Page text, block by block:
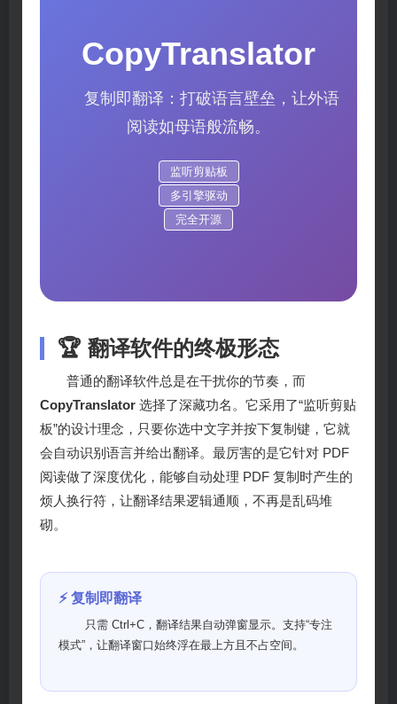
CopyTranslator
复制即翻译：打破语言壁垒，让外语
阅读如母语般流畅。
监听剪贴板
多引擎驱动
完全开源
🏆 翻译软件的终极形态
普通的翻译软件总是在干扰你的节奏，而
CopyTranslator 选择了深藏功名。它采用了“监听剪贴
板”的设计理念，只要你选中文字并按下复制键，它就
会自动识别语言并给出翻译。最厉害的是它针对 PDF
阅读做了深度优化，能够自动处理 PDF 复制时产生的
烦人换行符，让翻译结果逻辑通顺，不再是乱码堆
砌。
⚡ 复制即翻译
只需 Ctrl+C，翻译结果自动弹窗显示。支持“专注
模式”，让翻译窗口始终浮在最上方且不占空间。